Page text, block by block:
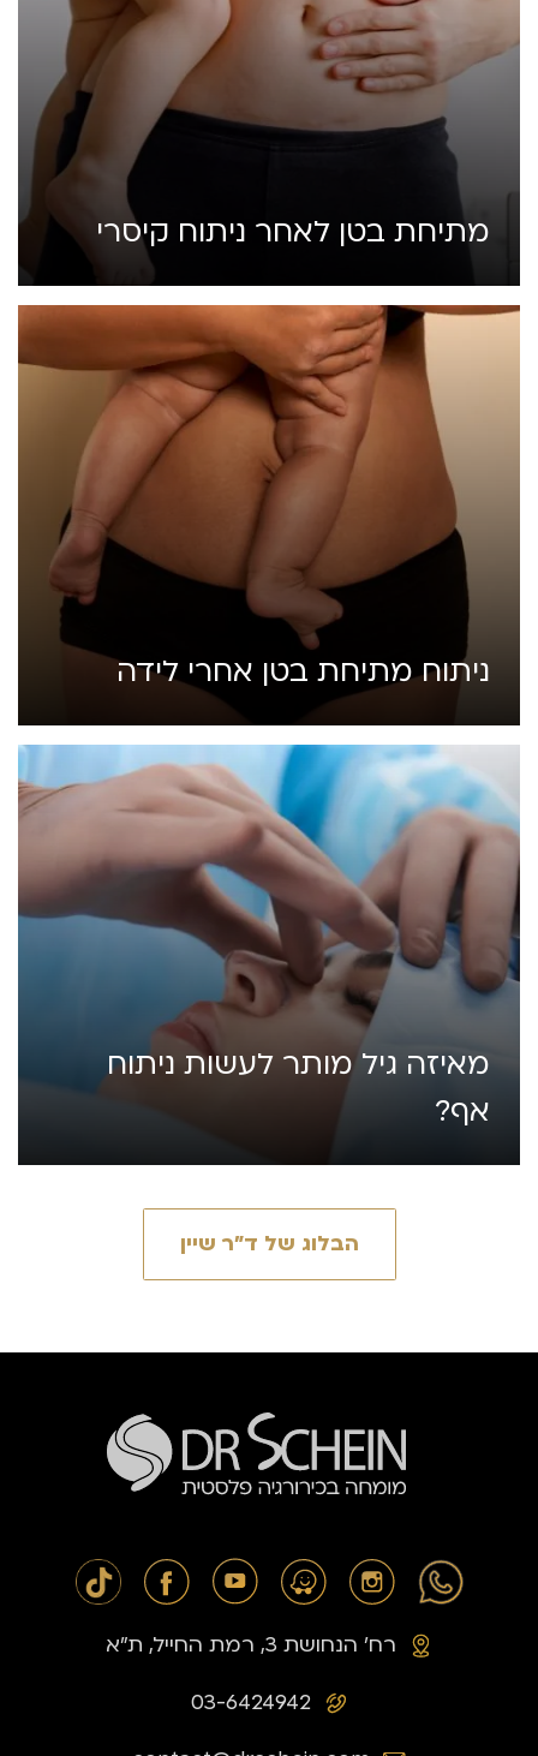
מתיחת בטן לאחר ניתוח קיסרי
ניתוח מתיחת בטן אחרי לידה
מאיזה גיל מותר לעשות ניתוח
אף?
הבלוג של ד״ר שיין
03-6424942
רח׳ הנחושת 3, רמת החייל, ת״א